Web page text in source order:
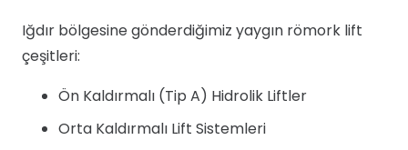
Iğdır bölgesine gönderdiğimiz yaygın römork lift
çeşitleri:
Ön Kaldırmalı (Tip A) Hidrolik Liftler
Orta Kaldırmalı Lift Sistemleri